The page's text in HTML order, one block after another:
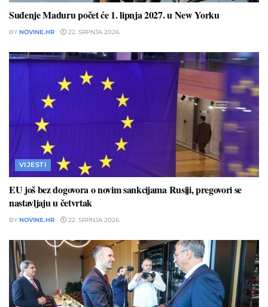
Suđenje Maduru počet će 1. lipnja 2027. u New Yorku
BY NOVINE.HR 22. SRPNJA 2026.
VIJESTI
EU još bez dogovora o novim sankcijama Rusiji, pregovori se
nastavljaju u četvrtak
BY NOVINE.HR 22. SRPNJA 2026.